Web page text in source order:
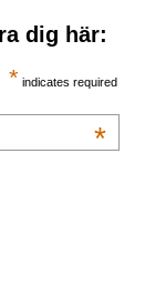
dig här:
* indicates required
*